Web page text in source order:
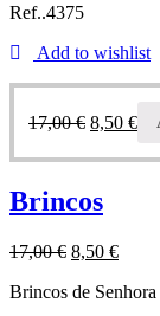
Ref..4375
Add to wishlist
17,00€ 8,50 €
Brincos
17,00€ 8,50 €
Brincos de Senhora